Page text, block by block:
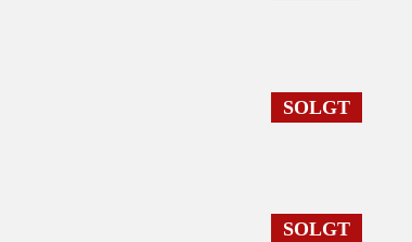
SOLGT
SOLGT